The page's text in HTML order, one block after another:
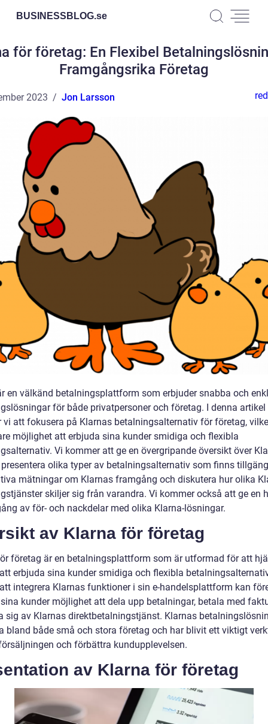
BUSINESSBLOG.se
för företag: En Flexibel
Framgångsrika Företag
2023 Jon Larsson
en välkänd betalningsplattform som erbjuder snabba och
för både privatpersoner och företag. I denna artikel
vi att fokusera på Klarnas betalningsalternativ för företag,
möjlighet att erbjuda sina kunder smidiga och flexibla
Vi kommer att ge en övergripande översikt över
olika typer av betalningsalternativ som finns
mätningar om Klarnas framgång och diskutera hur olika
skiljer sig från varandra. Vi kommer också att ge en
av för- och nackdelar med olika Klarna-lösningar.
av Klarna för företag
företag är en betalningsplattform som är utformad för att
erbjuda sina kunder smidiga och flexibla
integrera Klarnas funktioner i sin e-handelsplattform kan
kunder möjlighet att dela upp betalningar, betala med
sig av Klarnas direktbetalningstjänst. Klarnas
bland både små och stora företag och har blivit ett viktigt
och förbättra kundupplevelsen.
av Klarna för företag